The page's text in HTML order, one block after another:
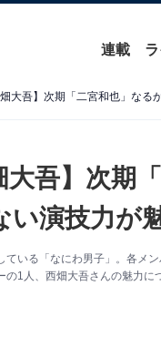
連載
畑大吾】次期「二宮和也」な
大吾】次期
い演技力が
いる「なにわ男子」。各メ
1人、西畑大吾さんの魅力